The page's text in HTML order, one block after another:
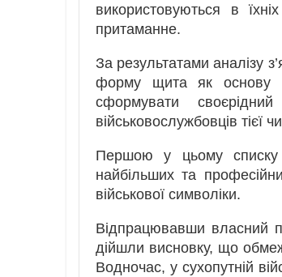
використовуються в
притаманне.
За результатами аналізу
форму щита як основу
сформувати
військовослужбовців тієї
Першою у цьому
найбільших та
військової символіки.
Відпрацювавши власний
дійшли висновку, що
Водночас, у сухопутній